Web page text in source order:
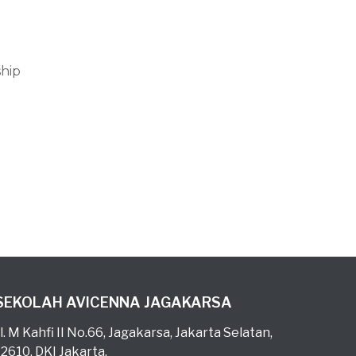
AVICENNA JAGAKARSA
M Kahfi II No.66, Jagakarsa, Jakarta Selatan,
DKI Jakarta.